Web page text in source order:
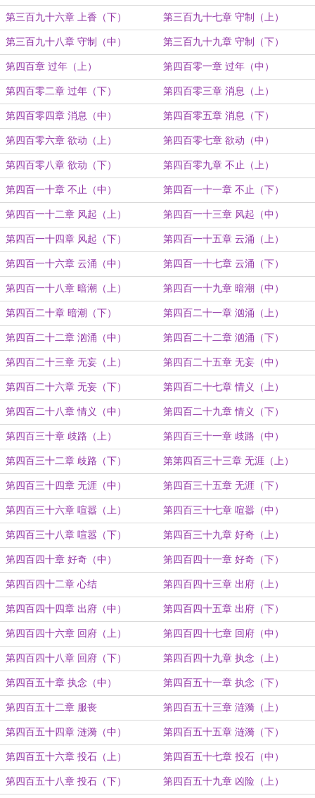
第三百九十六章 上香（下） 第三百九十七章 守制（上）
第三百九十八章 守制（中） 第三百九十九章 守制（下）
第四百章 过年（上） 第四百零一章 过年（中）
第四百零二章 过年（下） 第四百零三章 消息（上）
第四百零四章 消息（中） 第四百零五章 消息（下）
第四百零六章 欲动（上） 第四百零七章 欲动（中）
第四百零八章 欲动（下） 第四百零九章 不止（上）
第四百一十章 不止（中） 第四百一十一章 不止（下）
第四百一十二章 风起（上） 第四百一十三章 风起（中）
第四百一十四章 风起（下） 第四百一十五章 云涌（上）
第四百一十六章 云涌（中） 第四百一十七章 云涌（下）
第四百一十八章 暗潮（上） 第四百一十九章 暗潮（中）
第四百二十章 暗潮（下） 第四百二十一章 汹涌（上）
第四百二十二章 汹涌（中） 第四百二十二章 汹涌（下）
第四百二十三章 无妄（上） 第四百二十五章 无妄（中）
第四百二十六章 无妄（下） 第四百二十七章 情义（上）
第四百二十八章 情义（中） 第四百二十九章 情义（下）
第四百三十章 歧路（上） 第四百三十一章 歧路（中）
第四百三十二章 歧路（下） 第第四百三十三章 无涯（上）
第四百三十四章 无涯（中） 第四百三十五章 无涯（下）
第四百三十六章 喧嚣（上） 第四百三十七章 喧嚣（中）
第四百三十八章 喧嚣（下） 第四百三十九章 好奇（上）
第四百四十章 好奇（中） 第四百四十一章 好奇（下）
第四百四十二章 心结 第四百四十三章 出府（上）
第四百四十四章 出府（中） 第四百四十五章 出府（下）
第四百四十六章 回府（上） 第四百四十七章 回府（中）
第四百四十八章 回府（下） 第四百四十九章 执念（上）
第四百五十章 执念（中） 第四百五十一章 执念（下）
第四百五十二章 服丧 第四百五十三章 涟漪（上）
第四百五十四章 涟漪（中） 第四百五十五章 涟漪（下）
第四百五十六章 投石（上） 第四百五十七章 投石（中）
第四百五十八章 投石（下） 第四百五十九章 凶险（上）